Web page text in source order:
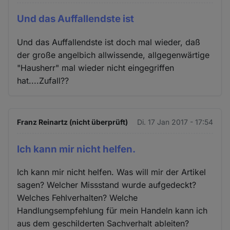
Und das Auffallendste ist
Und das Auffallendste ist doch mal wieder, daß
der große angelbich allwissende, allgegenwärtige
"Hausherr" mal wieder nicht eingegriffen
hat....Zufall??
Franz Reinartz (nicht überprüft) Di. 17 Jan 2017 - 17:54
Ich kann mir nicht helfen.
Ich kann mir nicht helfen. Was will mir der Artikel
sagen? Welcher Missstand wurde aufgedeckt?
Welches Fehlverhalten? Welche
Handlungsempfehlung für mein Handeln kann ich
aus dem geschilderten Sachverhalt ableiten?